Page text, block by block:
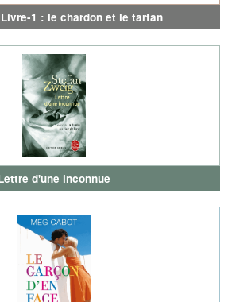
1 : le chardon et le tartan
d'une inconnue